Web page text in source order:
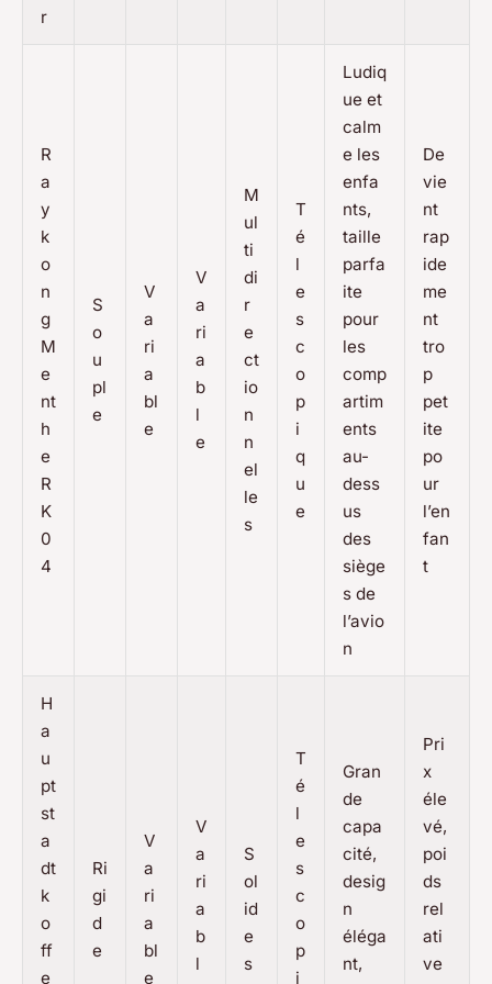
r
R
a
y
k
o
n
g
M
e
nt
h
e
R
K
0
4
S
o
u
pl
e
V
a
ri
a
bl
e
V
a
ri
a
b
l
e
M
ul
ti
di
r
e
ct
io
n
n
el
le
s
T
é
l
e
s
c
o
p
i
q
u
e
Ludiq
ue et
calm
e les
enfa
nts,
taille
parfa
ite
pour
les
comp
artim
ents
au-
dess
us
des
siège
s de
l’avio
n
De
vie
nt
rap
ide
me
nt
tro
p
pet
ite
po
ur
l’en
fan
t
H
a
u
pt
st
a
dt
k
o
ff
e
Ri
gi
d
e
V
a
ri
a
bl
e
V
a
ri
a
b
l
S
ol
id
e
s
T
é
l
e
s
c
o
p
i
Gran
de
capa
cité,
desig
n
éléga
nt,
Pri
x
éle
vé,
poi
ds
rel
ati
ve